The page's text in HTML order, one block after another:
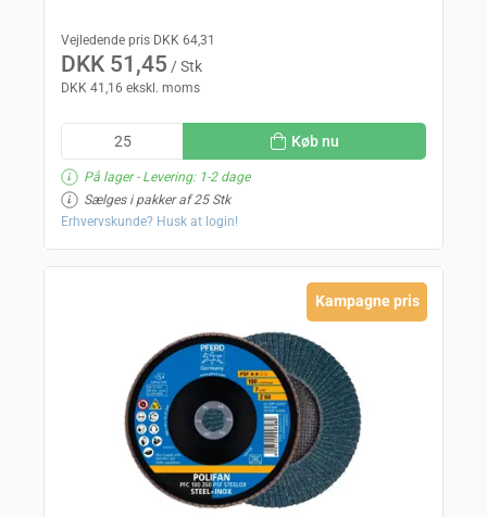
Vejledende pris DKK 64,31
DKK 51,45 / Stk
DKK 41,16 ekskl. moms
Køb nu
På lager- Levering: 1-2 dage
Sælges i pakker af 25 Stk
Erhvervskunde? Husk at login!
Kampagne pris